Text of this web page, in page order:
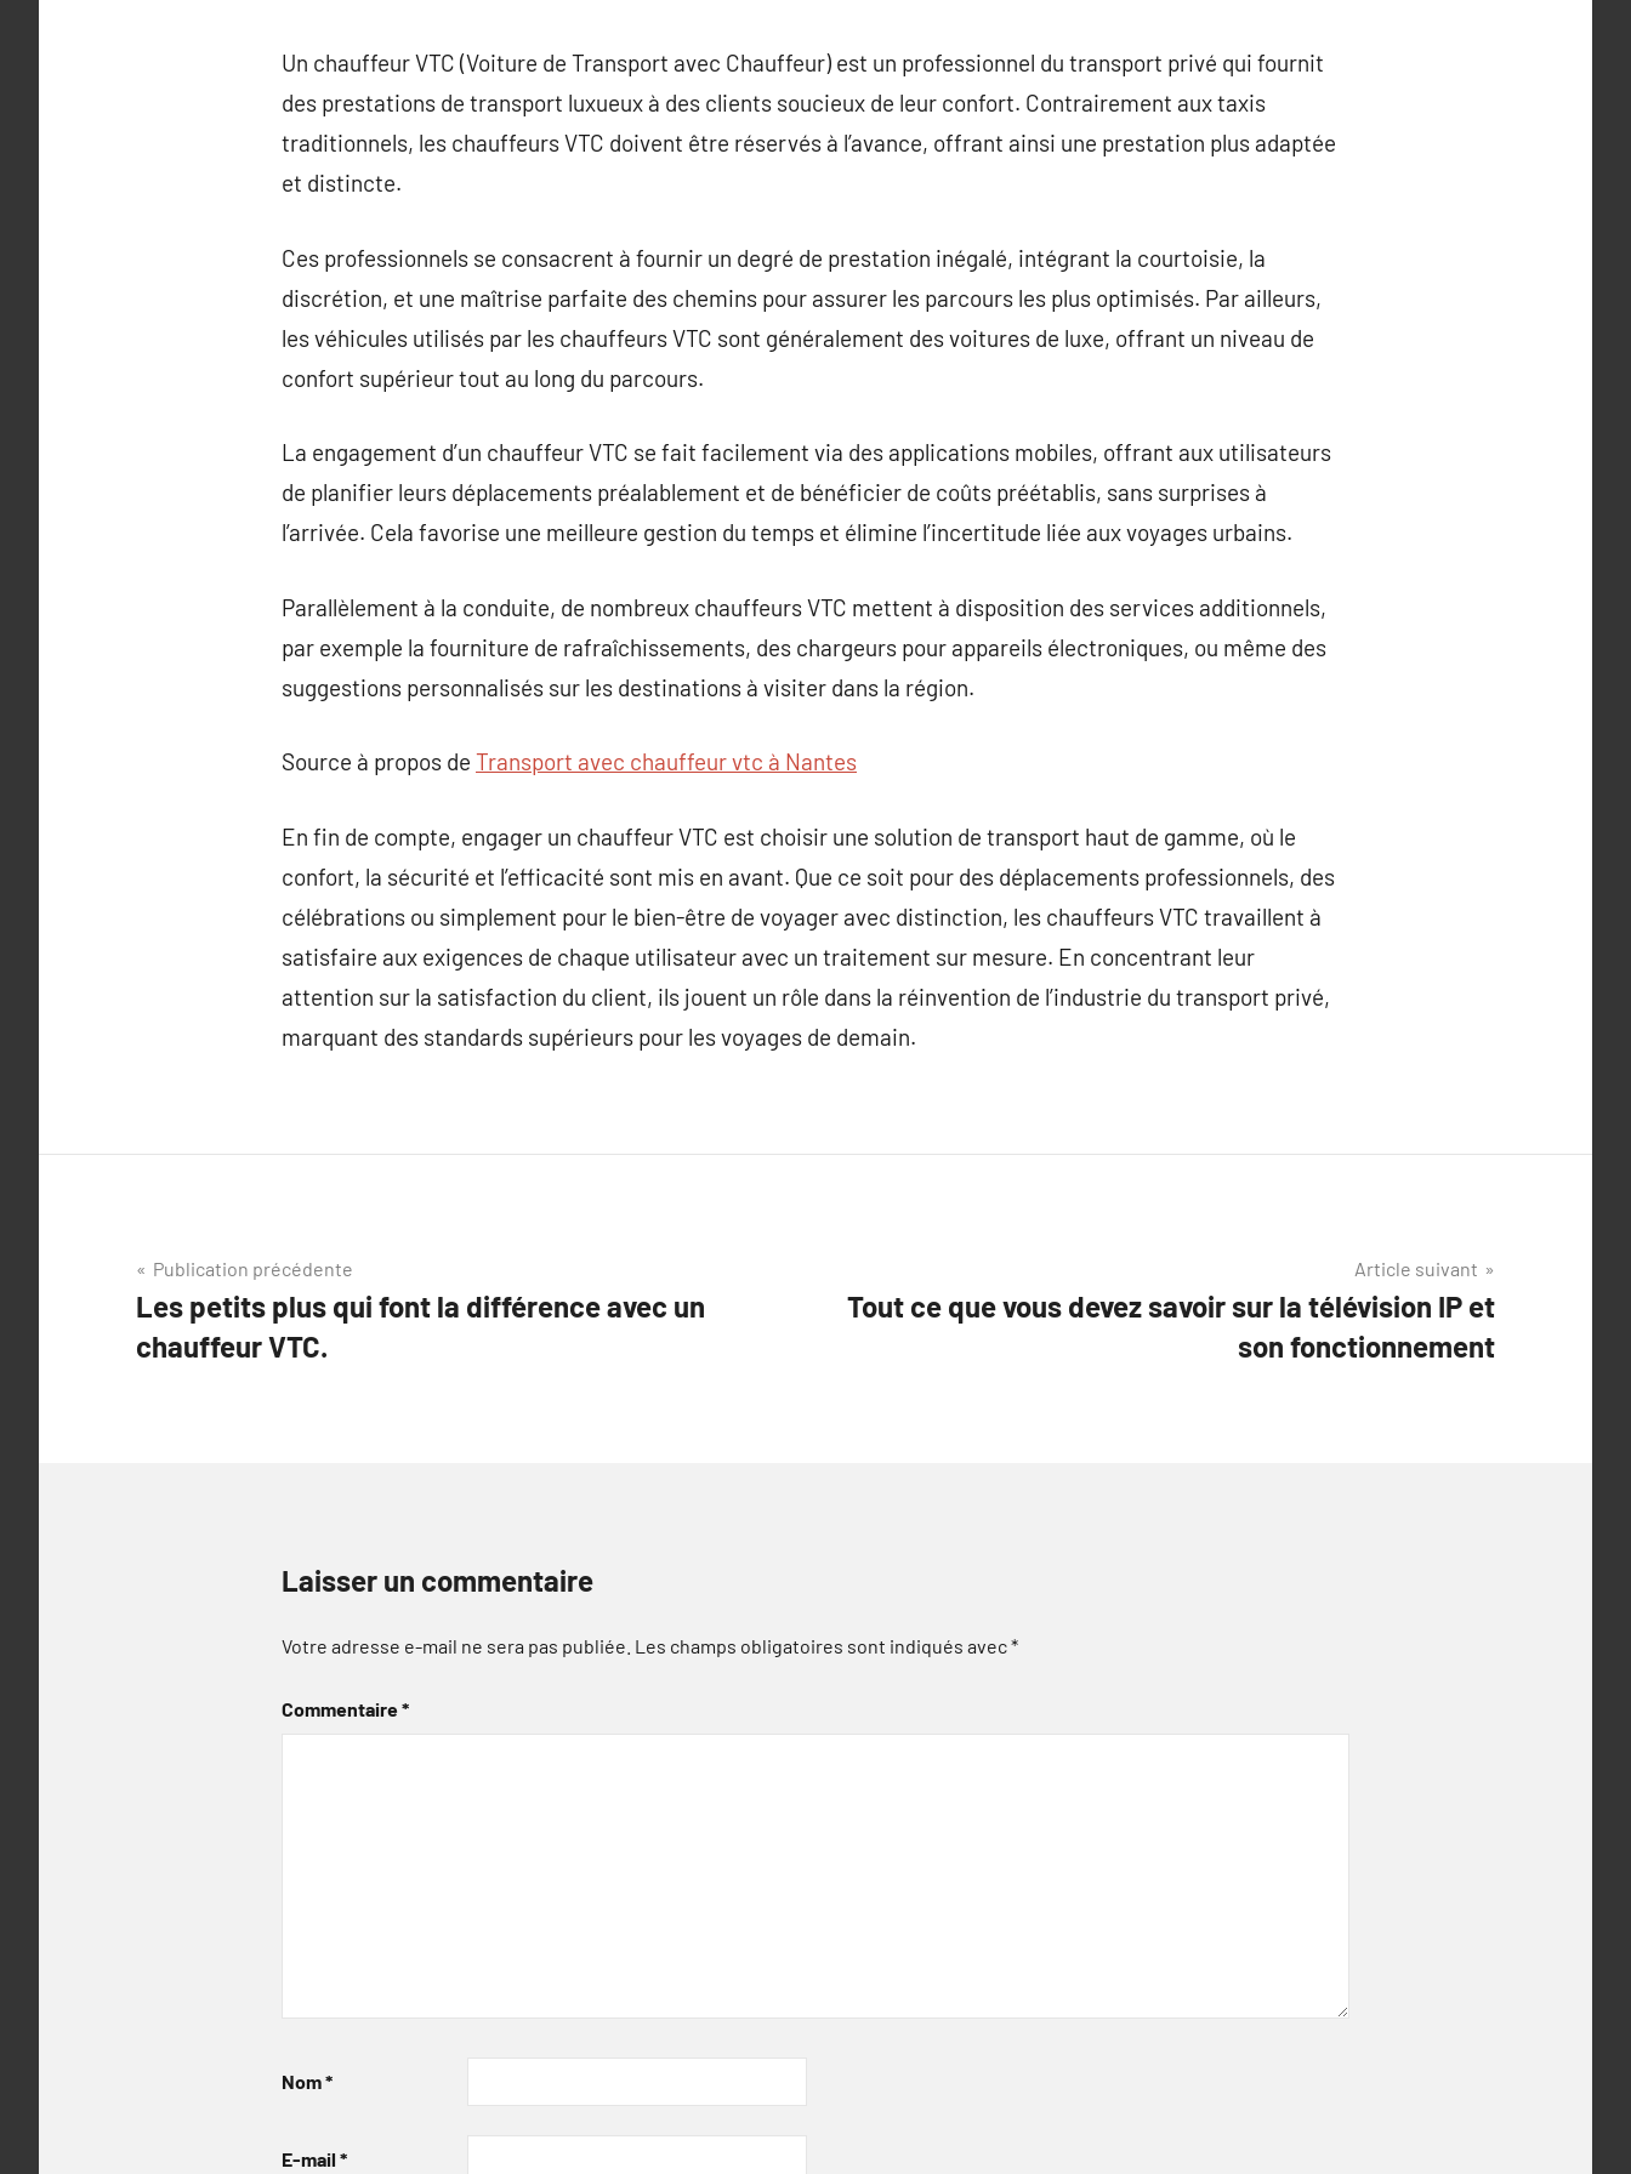
Un chauffeur VTC (Voiture de Transport avec Chauffeur) est un professionnel du transport privé qui fournit
des prestations de transport luxueux à des clients soucieux de leur confort. Contrairement aux taxis
traditionnels, les chauffeurs VTC doivent être réservés à l’avance, offrant ainsi une prestation plus adaptée
et distincte.
Ces professionnels se consacrent à fournir un degré de prestation inégalé, intégrant la courtoisie, la
discrétion, et une maîtrise parfaite des chemins pour assurer les parcours les plus optimisés. Par ailleurs,
les véhicules utilisés par les chauffeurs VTC sont généralement des voitures de luxe, offrant un niveau de
confort supérieur tout au long du parcours.
La engagement d’un chauffeur VTC se fait facilement via des applications mobiles, offrant aux utilisateurs
de planifier leurs déplacements préalablement et de bénéficier de coûts préétablis, sans surprises à
l’arrivée. Cela favorise une meilleure gestion du temps et élimine l’incertitude liée aux voyages urbains.
Parallèlement à la conduite, de nombreux chauffeurs VTC mettent à disposition des services additionnels,
par exemple la fourniture de rafraîchissements, des chargeurs pour appareils électroniques, ou même des
suggestions personnalisés sur les destinations à visiter dans la région.
Source à propos de Transport avec chauffeur vtc à Nantes
En fin de compte, engager un chauffeur VTC est choisir une solution de transport haut de gamme, où le
confort, la sécurité et l’efficacité sont mis en avant. Que ce soit pour des déplacements professionnels, des
célébrations ou simplement pour le bien-être de voyager avec distinction, les chauffeurs VTC travaillent à
satisfaire aux exigences de chaque utilisateur avec un traitement sur mesure. En concentrant leur
attention sur la satisfaction du client, ils jouent un rôle dans la réinvention de l’industrie du transport privé,
marquant des standards supérieurs pour les voyages de demain.
Navigation
de
l’article
Publication précédente
Les petits plus qui font la différence avec un
chauffeur VTC.
Article suivant
Tout ce que vous devez savoir sur la télévision IP et
son fonctionnement
Laisser un commentaire
Votre adresse e-mail ne sera pas publiée. Les champs obligatoires sont indiqués avec*
Commentaire*
Nom*
E-mail *